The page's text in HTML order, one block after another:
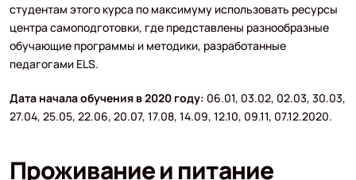
студентам этого курса по максимуму использовать ресурсы
центра самоподготовки, где представлены разнообразные
обучающие программы и методики, разработанные
педагогами ELS.
Дата начала обучения в 2020 году: 06.01, 03.02, 02.03, 30.03,
27.04, 25.05, 22.06, 20.07, 17.08, 14.09, 12.10, 09.11, 07.12.2020.
Проживание и питание